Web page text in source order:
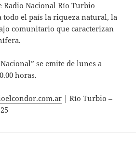
Radio Nacional Río Turbio
el país la riqueza natural, la
comunitario que caracterizan
se emite de lunes a
horas.
| Río Turbio –